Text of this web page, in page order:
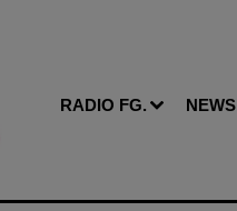
RADIO FG. NEWS